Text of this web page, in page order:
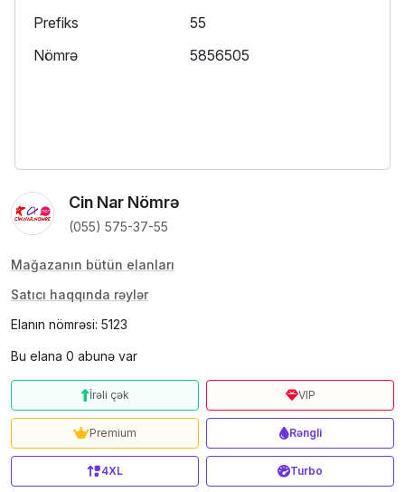
Prefiks
55
Nömrə
5856505
Cin Nar Nömrə
(055) 575-37-55
Mağazanın bütün elanları
Satıcı haqqında rəylər
Elanın nömrəsi: 5123
Bu elana 0 abunə var
İrəli çək VIP
Premium Rəngli
4XL Turbo